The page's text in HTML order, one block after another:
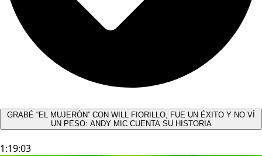
GRABÉ “EL MUJERÓN” CON WILL FIORILLO, FUE UN ÉXITO Y NO VÍ
UN PESO: ANDY MIC CUENTA SU HISTORIA
1:19:03